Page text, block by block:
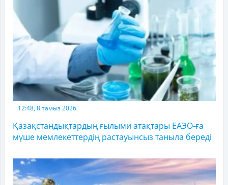
12:48, 8 тамыз 2026
Қазақстандықтардың ғылыми атақтары ЕАЭО-ға
мүше мемлекеттердің растауынсыз таныла береді